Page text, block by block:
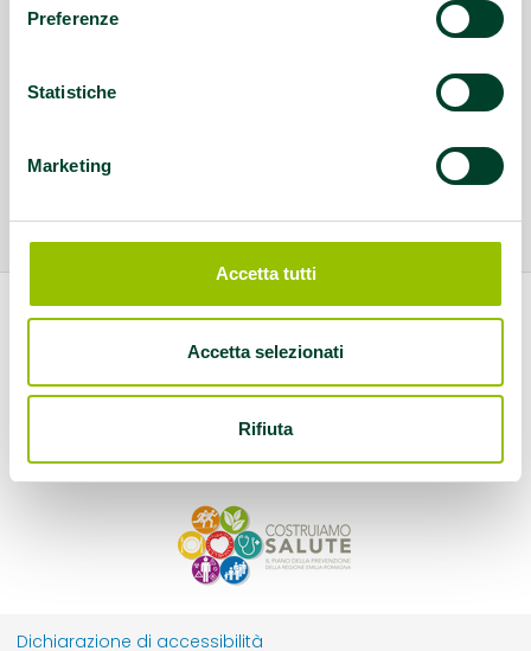
Preferenze
Statistiche
Marketing
Accetta tutti
Accetta selezionati
Rifiuta
Dichiarazione di accessibilità